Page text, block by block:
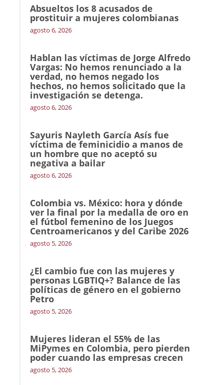
Absueltos los 8 acusados de
prostituir a mujeres colombianas
agosto 6, 2026
Hablan las víctimas de Jorge Alfredo
Vargas: No hemos renunciado a la
verdad, no hemos negado los
hechos, no hemos solicitado que la
investigación se detenga.
agosto 6, 2026
Sayuris Nayleth García Asís fue
víctima de feminicidio a manos de
un hombre que no aceptó su
negativa a bailar
agosto 6, 2026
Colombia vs. México: hora y dónde
ver la final por la medalla de oro en
el fútbol femenino de los Juegos
Centroamericanos y del Caribe 2026
agosto 5, 2026
¿El cambio fue con las mujeres y
personas LGBTIQ+? Balance de las
políticas de género en el gobierno
Petro
agosto 5, 2026
Mujeres lideran el 55% de las
MiPymes en Colombia, pero pierden
poder cuando las empresas crecen
agosto 5, 2026